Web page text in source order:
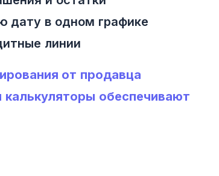
дату в одном графике
линии
от продавца
обеспечивают